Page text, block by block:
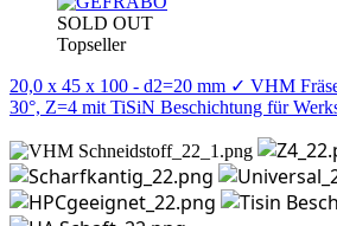
SOLD OUT
Topseller
20,0 x 45 x 100 - d2=20 mm ✓ VHM
30°, Z=4 mit TiSiN Beschichtung für